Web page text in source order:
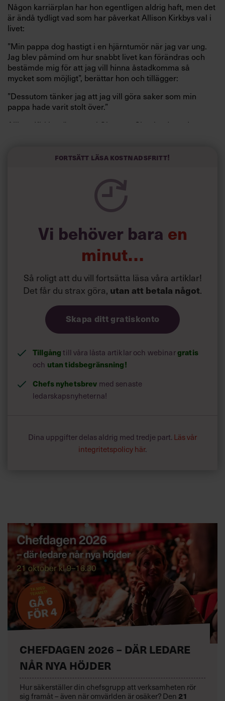
Någon karriärplan har hon egentligen aldrig haft, men det
är ändå tydligt vad som har påverkat Allison Kirkbys val i
livet:
”Min pappa dog hastigt i en hjärntumör när jag var ung.
Jag blev påmind om hur snabbt livet kan förändras och
bestämde mig för att jag vill hinna åstadkomma så
mycket som möjligt”, berättar hon och tillägger:
”Dessutom tänker jag att jag vill göra saker som min
pappa hade varit stolt över.”
Allison Kirkby växte upp i Glasgow, Skottland, med
Hennes gudmor var ballerina och läkare och återvände
från långresor med spännande berättelser. Hos Allison
chansen att uppleva en annan värld.
Fortsätt läsa kostnadsfritt!
Vi behöver bara en
minut…
Så roligt att du vill fortsätta läsa våra artiklar!
Det får du strax göra, utan att betala något.
Skapa ditt gratiskonto
Tillgångtill våra låsta artiklar och webinargratis
och utan tidsbegränsning!
Chefs nyhetsbrev med senaste
ledarskapsnyheterna!
Dina uppgifter delas aldrig med tredje part. Läs vår
integritetspolicy här.
CHEFDAGEN 2026 – DÄR LEDARE
NÅR NYA HÖJDER
Hur säkerställer din chefsgrupp att verksamheten rör
sig framåt – även när omvärlden är osäker? Den 21